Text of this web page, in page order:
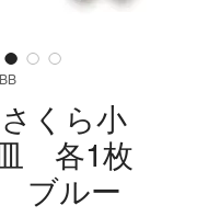
くら小
各1枚
ブルー